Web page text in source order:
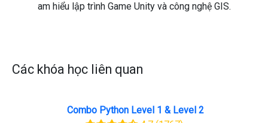
am hiểu lập trình Game Unity và công nghệ GIS.
Các khóa học liên quan
Combo Python Level 1 & Level 2